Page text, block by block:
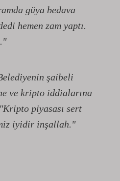
güya bedava
hemen zam yaptı.
şaibeli
ve kripto iddialarına
"Kripto piyasası sert
iyidir inşallah."